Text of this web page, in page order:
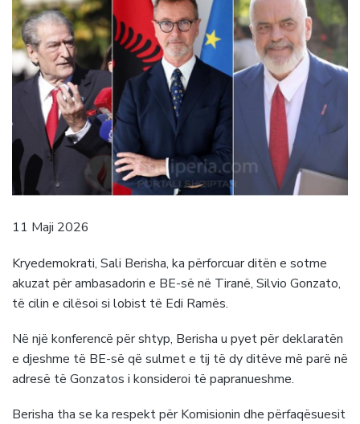
11 Maji 2026
Kryedemokrati, Sali Berisha, ka përforcuar ditën e sotme
akuzat për ambasadorin e BE-së në Tiranë, Silvio Gonzato,
të cilin e cilësoi si lobist të Edi Ramës.
Në një konferencë për shtyp, Berisha u pyet për deklaratën
e djeshme të BE-së që sulmet e tij të dy ditëve më parë në
adresë të Gonzatos i konsideroi të papranueshme.
Berisha tha se ka respekt për Komisionin dhe përfaqësuesit